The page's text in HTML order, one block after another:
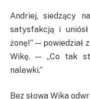
Andriej, siedzący
satysfakcją i
żonę!” — powiedział
Wikę. — „Co tak
nalewki.”
Bez słowa Wika